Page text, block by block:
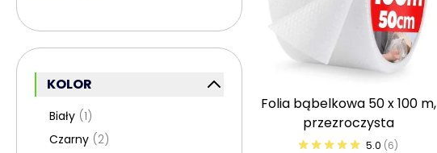
Przejdź do listy produktów
KOLOR
FILTR
Biały (1)
Czarny (2)
Folia bąbelkowa 50 x 100 m,
przezroczysta
5.0 (6)